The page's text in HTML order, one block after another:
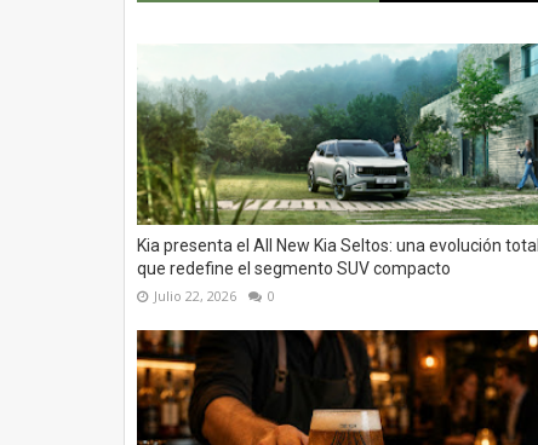
Kia presenta el All New Kia Seltos: una evolución total
que redefine el segmento SUV compacto
Julio 22, 2026 0